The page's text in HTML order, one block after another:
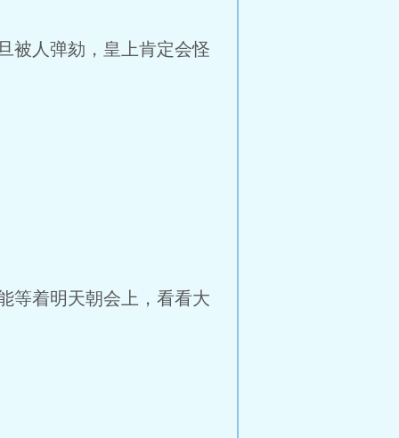
被人弹劾，皇上肯定会怪
等着明天朝会上，看看大